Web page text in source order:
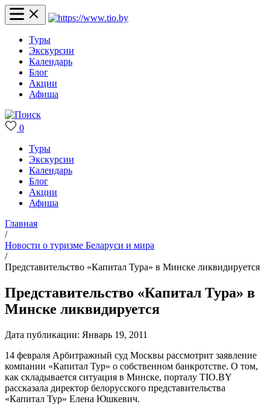
Туры
Экскурсии
Календарь
Блог
Акции
Афиша
0
Туры
Экскурсии
Календарь
Блог
Акции
Афиша
Главная
/
Новости о туризме Беларуси и мира
/
Представительство «Капитал Тура» в Минске ликвидируется
Представительство «Капитал Тура» в
Минске ликвидируется
Дата публикации: Январь 19, 2011
14 февраля Арбитражный суд Москвы рассмотрит заявление
компании «Капитал Тур» о собственном банкротстве. О том,
как складывается ситуация в Минске, порталу TIO.BY
рассказала директор белорусского представительства
«Капитал Тур» Елена Юшкевич.